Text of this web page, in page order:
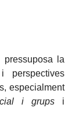
la
perspectives
especialment
i grups i